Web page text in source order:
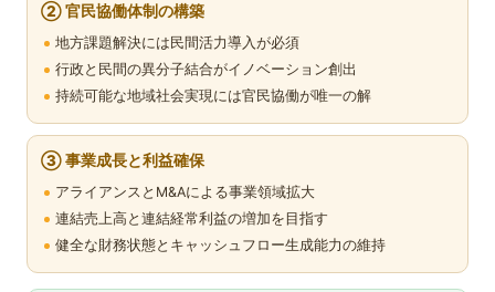
② 官民協働体制の構築
地方課題解決には民間活力導入が必須
行政と民間の異分子結合がイノベーション創出
持続可能な地域社会実現には官民協働が唯一の解
③ 事業成長と利益確保
アライアンスとM&Aによる事業領域拡大
連結売上高と連結経常利益の増加を目指す
健全な財務状態とキャッシュフロー生成能力の維持